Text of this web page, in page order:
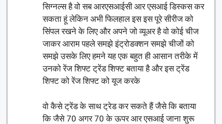
सिग्नल्स है वो सब आरएसआईसी आर एसआई डिस्कस कर
सकता हूं लेकिन अभी फिलहाल इस इस पूरे सीरीज को
सिंपल रखने के लिए और अपने जो व्यूअर है वो कोई चीज
जाकर आराम पहले समझे इंट्रोडक्शन समझे चीजों को
समझे उसके लिए हमने यह एक बहुत ही आसान तरीके में
उनको रेंज शिफ्ट ट्रेंड शिफ्ट बताया है और इस ट्रेंड
शिफ्ट को रेंज शिफ्ट को यूज करके
वो कैसे ट्रेंड के साथ ट्रेड कर सकते हैं जैसे कि बताया
कि जैसे 70 अगर 70 के ऊपर आर एसआई जाना शुरू